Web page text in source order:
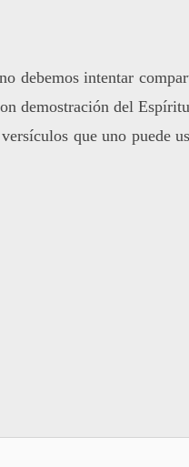
o
disminuir
debemos intentar
demostración del
que uno puede